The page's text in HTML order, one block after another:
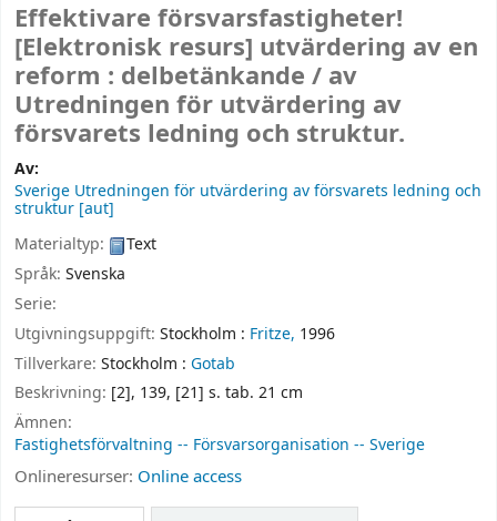
Effektivare försvarsfastigheter!
[Elektronisk resurs] utvärdering av en
reform : delbetänkande / av
Utredningen för utvärdering av
försvarets ledning och struktur.
Av:
Sverige Utredningen för utvärdering av försvarets ledning och
struktur [aut]
Materialtyp:
Text
Språk: Svenska
Serie:
Utgivningsuppgift: Stockholm : Fritze, 1996
Tillverkare: Stockholm : Gotab
Beskrivning: [2], 139, [21] s. tab. 21 cm
Ämnen:
Fastighetsförvaltning -- Försvarsorganisation -- Sverige
Onlineresurser: Online access